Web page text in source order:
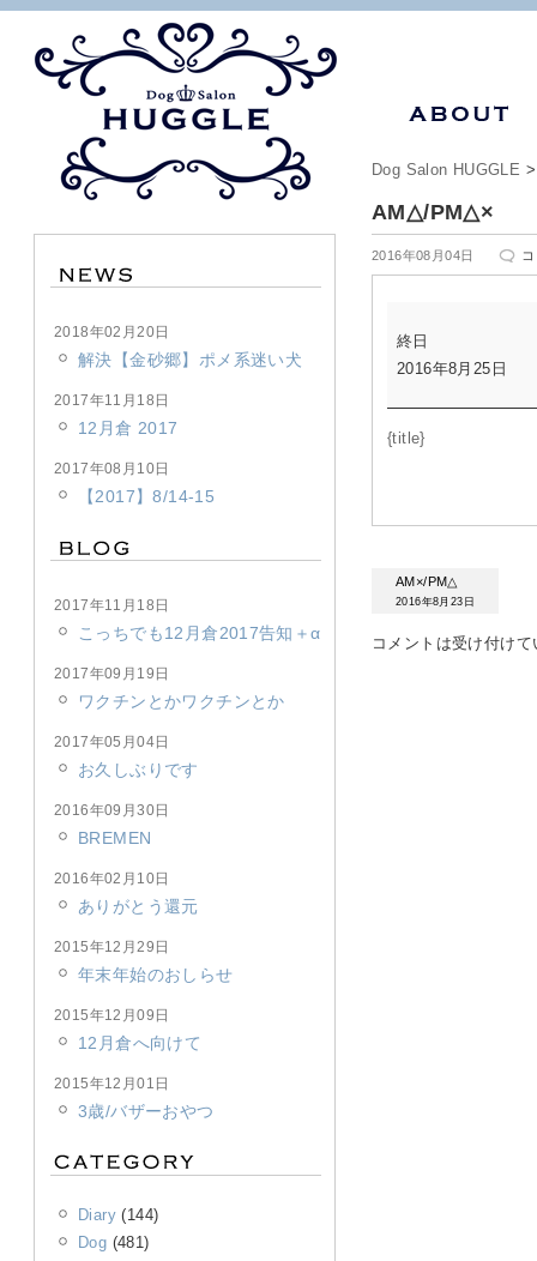
Dog Salon HUGGLE
AM△/PM△×
2016年08月04日
は
終日
2016年8月25日
{title}
AM×/PM△
2016年8月23日
コメントは受け付け
2018年02月20日
解決【金砂郷】ポメ系迷い犬
2017年11月18日
12月倉 2017
2017年08月10日
【2017】8/14-15
2017年11月18日
こっちでも12月倉2017告知＋α
2017年09月19日
ワクチンとかワクチンとか
2017年05月04日
お久しぶりです
2016年09月30日
BREMEN
2016年02月10日
ありがとう還元
2015年12月29日
年末年始のおしらせ
2015年12月09日
12月倉へ向けて
2015年12月01日
3歳/バザーおやつ
Diary(144)
Dog (481)